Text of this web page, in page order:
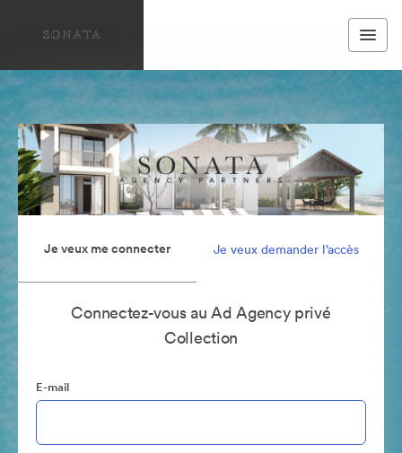
Je veux me connecter Je veux demander l’accès
Connectez-vous au Ad Agency privé
Collection
E-mail